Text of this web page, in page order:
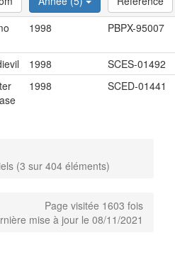
1998 PBPX-95007
1998
SCES-01492
1998 SCED-01441
(3 sur 404 éléments)
Page visitée 1603 fois
mise à jour le 08/11/2021